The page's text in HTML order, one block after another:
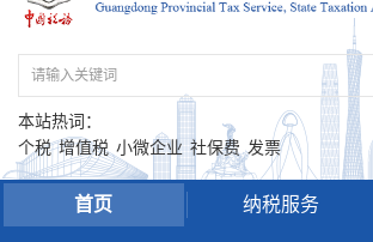
本站热词：
个税 增值税 小微企业 社保费 发票
首页 纳税服务